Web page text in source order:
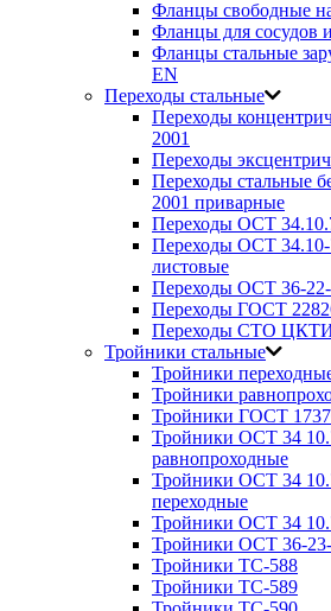
Фланцы свободные
Фланцы для сосудов
Фланцы стальные
EN
Переходы стальные
Переходы
2001
Переходы
Переходы стальные
2001 приварные
Переходы ОСТ
Переходы ОСТ 34.10-
листовые
Переходы ОСТ 36-
Переходы ГОСТ
Переходы СТО
Тройники стальные
Тройники
Тройники
Тройники ГОСТ
Тройники ОСТ 34
равнопроходные
Тройники ОСТ 34
переходные
Тройники ОСТ 34
Тройники ОСТ 36-
Тройники ТС-588
Тройники ТС-589